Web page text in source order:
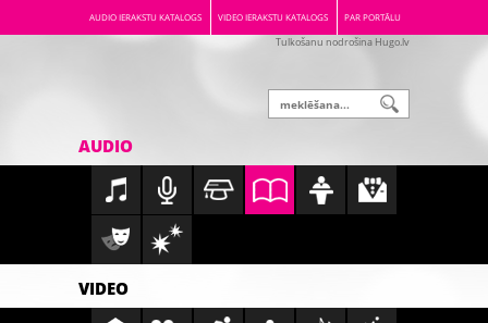
AUDIO IERAKSTU KATALOGS VIDEO IERAKSTU KATALOGS PAR PORTĀLU
Tulkošanu nodrošina Hugo.lv
AUDIO
VIDEO